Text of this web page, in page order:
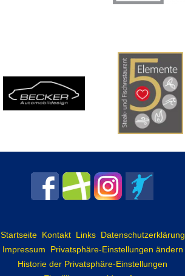
Startseite Kontakt Links Datenschutzerklärung
Impressum
Privatsphäre-Einstellungen ändern
Historie der Privatsphäre-Einstellungen